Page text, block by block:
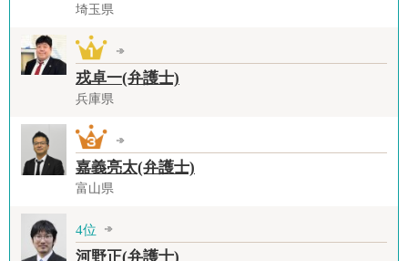
埼玉県
戎卓一(弁護士)
兵庫県
嘉義亮太(弁護士)
富山県
4位
河野正(弁護士)